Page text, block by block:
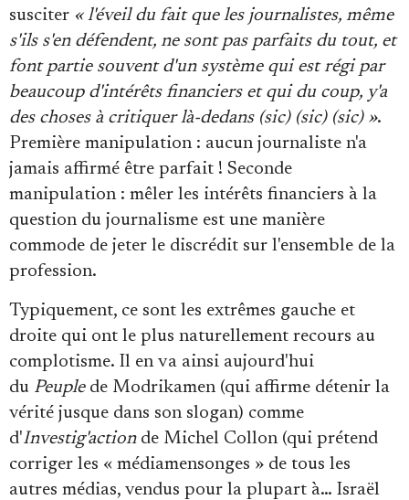
susciter « l'éveil du fait que les journalistes, même
s'ils s'en défendent, ne sont pas parfaits du tout, et
font partie souvent d'un système qui est régi par
beaucoup d'intérêts financiers et qui du coup, y'a
des choses à critiquer là-dedans (sic) (sic) (sic) ».
Première manipulation : aucun journaliste n'a
jamais affirmé être parfait ! Seconde
manipulation : mêler les intérêts financiers à la
question du journalisme est une manière
commode de jeter le discrédit sur l'ensemble de la
profession.
Typiquement, ce sont les extrêmes gauche et
droite qui ont le plus naturellement recours au
complotisme. Il en va ainsi aujourd'hui
du Peuplede Modrikamen (qui affirme détenir la
vérité jusque dans son slogan) comme
d'Investig'actionde Michel Collon (qui prétend
corriger les « médiamensonges » de tous les
autres médias, vendus pour la plupart à… Israël